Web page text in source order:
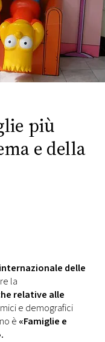
più
e della
delle
la
relative alle
e demografici
è «Famiglie e